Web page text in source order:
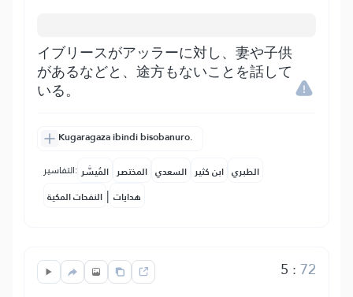
イブリースがアッラーに対し、妻や子供
があるなどと、途方もないことを話して
いる。
Kugaragaza ibindi bisobanuro.
التفاسير: المُيسَّر المختصر السعدي ابن كثير الطبري
النفحات المكية | هدايات
5 : 72